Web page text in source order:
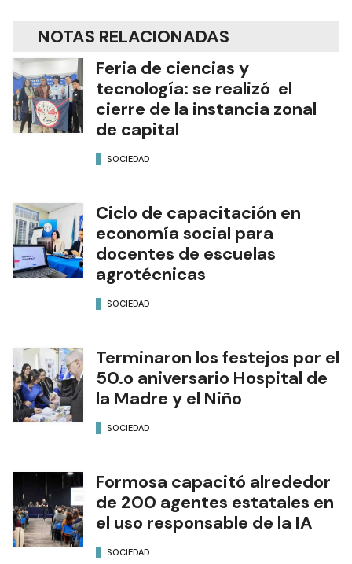
NOTAS RELACIONADAS
Feria de ciencias y
tecnología: se realizó el
cierre de la instancia zonal
de capital
SOCIEDAD
Ciclo de capacitación en
economía social para
docentes de escuelas
agrotécnicas
SOCIEDAD
Terminaron los festejos por el
50.o aniversario Hospital de
la Madre y el Niño
SOCIEDAD
Formosa capacitó alrededor
de 200 agentes estatales en
el uso responsable de la IA
SOCIEDAD